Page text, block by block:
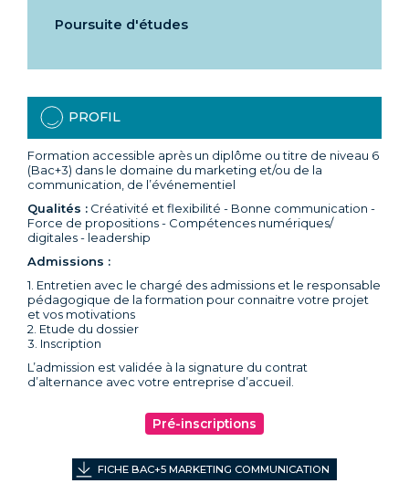
Poursuite d'études
PROFIL
Formation accessible après un diplôme ou titre de niveau 6
(Bac+3) dans le domaine du marketing et/ou de la
communication, de l’événementiel
Qualités : Créativité et flexibilité - Bonne communication -
Force de propositions - Compétences numériques/
digitales - leadership
Admissions :
1. Entretien avec le chargé des admissions et le responsable
pédagogique de la formation pour connaitre votre projet
et vos motivations
2. Etude du dossier
3. Inscription
L’admission est validée à la signature du contrat
d’alternance avec votre entreprise d’accueil.
Pré-inscriptions
FICHE BAC+5 MARKETING COMMUNICATION